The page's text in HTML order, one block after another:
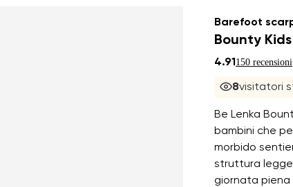
Barefoot
Bounty
4.91 150 recensioni
8visitatori
Be Lenka
bambini che
morbido
struttura
giornata piena